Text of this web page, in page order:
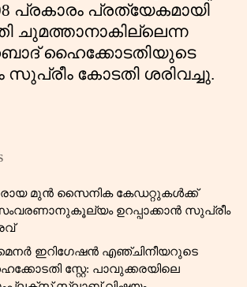
പ്രകാരം പ്രത്യേകമായി
ചുമത്താനാകില്ലെന്ന
ഹൈക്കോടതിയുടെ
സുപ്രീം കോടതി ശരിവച്ചു.
മുൻ സൈനിക കേഡറ്റുകൾക്ക്
ഉറപ്പാക്കാൻ സുപ്രീം
ഇറിഗേഷൻ എഞ്ചിനീയറുടെ
സ്റ്റേ: പാവുക്കരയിലെ